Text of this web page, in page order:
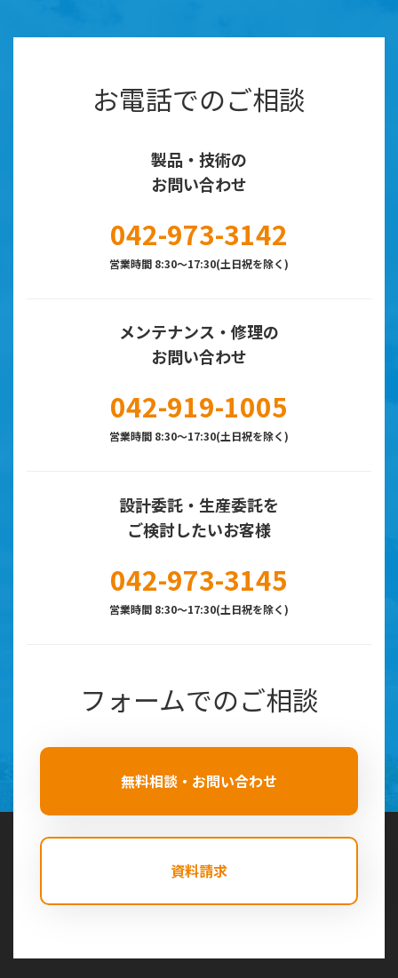
お電話でのご相談
製品・技術の
お問い合わせ
042-973-3142
営業時間 8:30～17:30(土日祝を除く)
メンテナンス・修理の
お問い合わせ
042-919-1005
営業時間 8:30～17:30(土日祝を除く)
設計委託・生産委託を
ご検討したいお客様
042-973-3145
営業時間 8:30～17:30(土日祝を除く)
フォームでのご相談
無料相談・お問い合わせ
資料請求